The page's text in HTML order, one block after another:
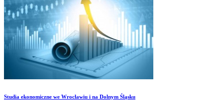
Studia ekonomiczne we Wrocławiu i na Dolnym Śląsku